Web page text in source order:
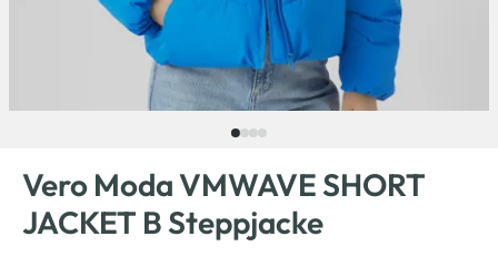
Vero Moda VMWAVE SHORT
JACKET B Steppjacke